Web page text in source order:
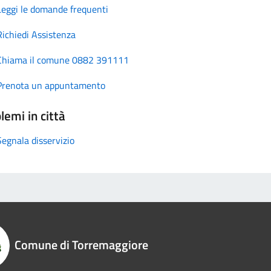
le domande frequenti
Assistenza
il comune 0882 391111
un appuntamento
in città
disservizio
Comune di Torremaggiore